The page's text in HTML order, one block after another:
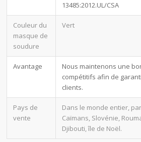
13485:2012.UL/CSA
Couleur du
masque de
soudure
Vert
Avantage
Nous maintenons une
compétitifs afin de
clients.
Pays de
vente
Dans le monde entier,
Caïmans, Slovénie,
Djibouti, île de Noël.